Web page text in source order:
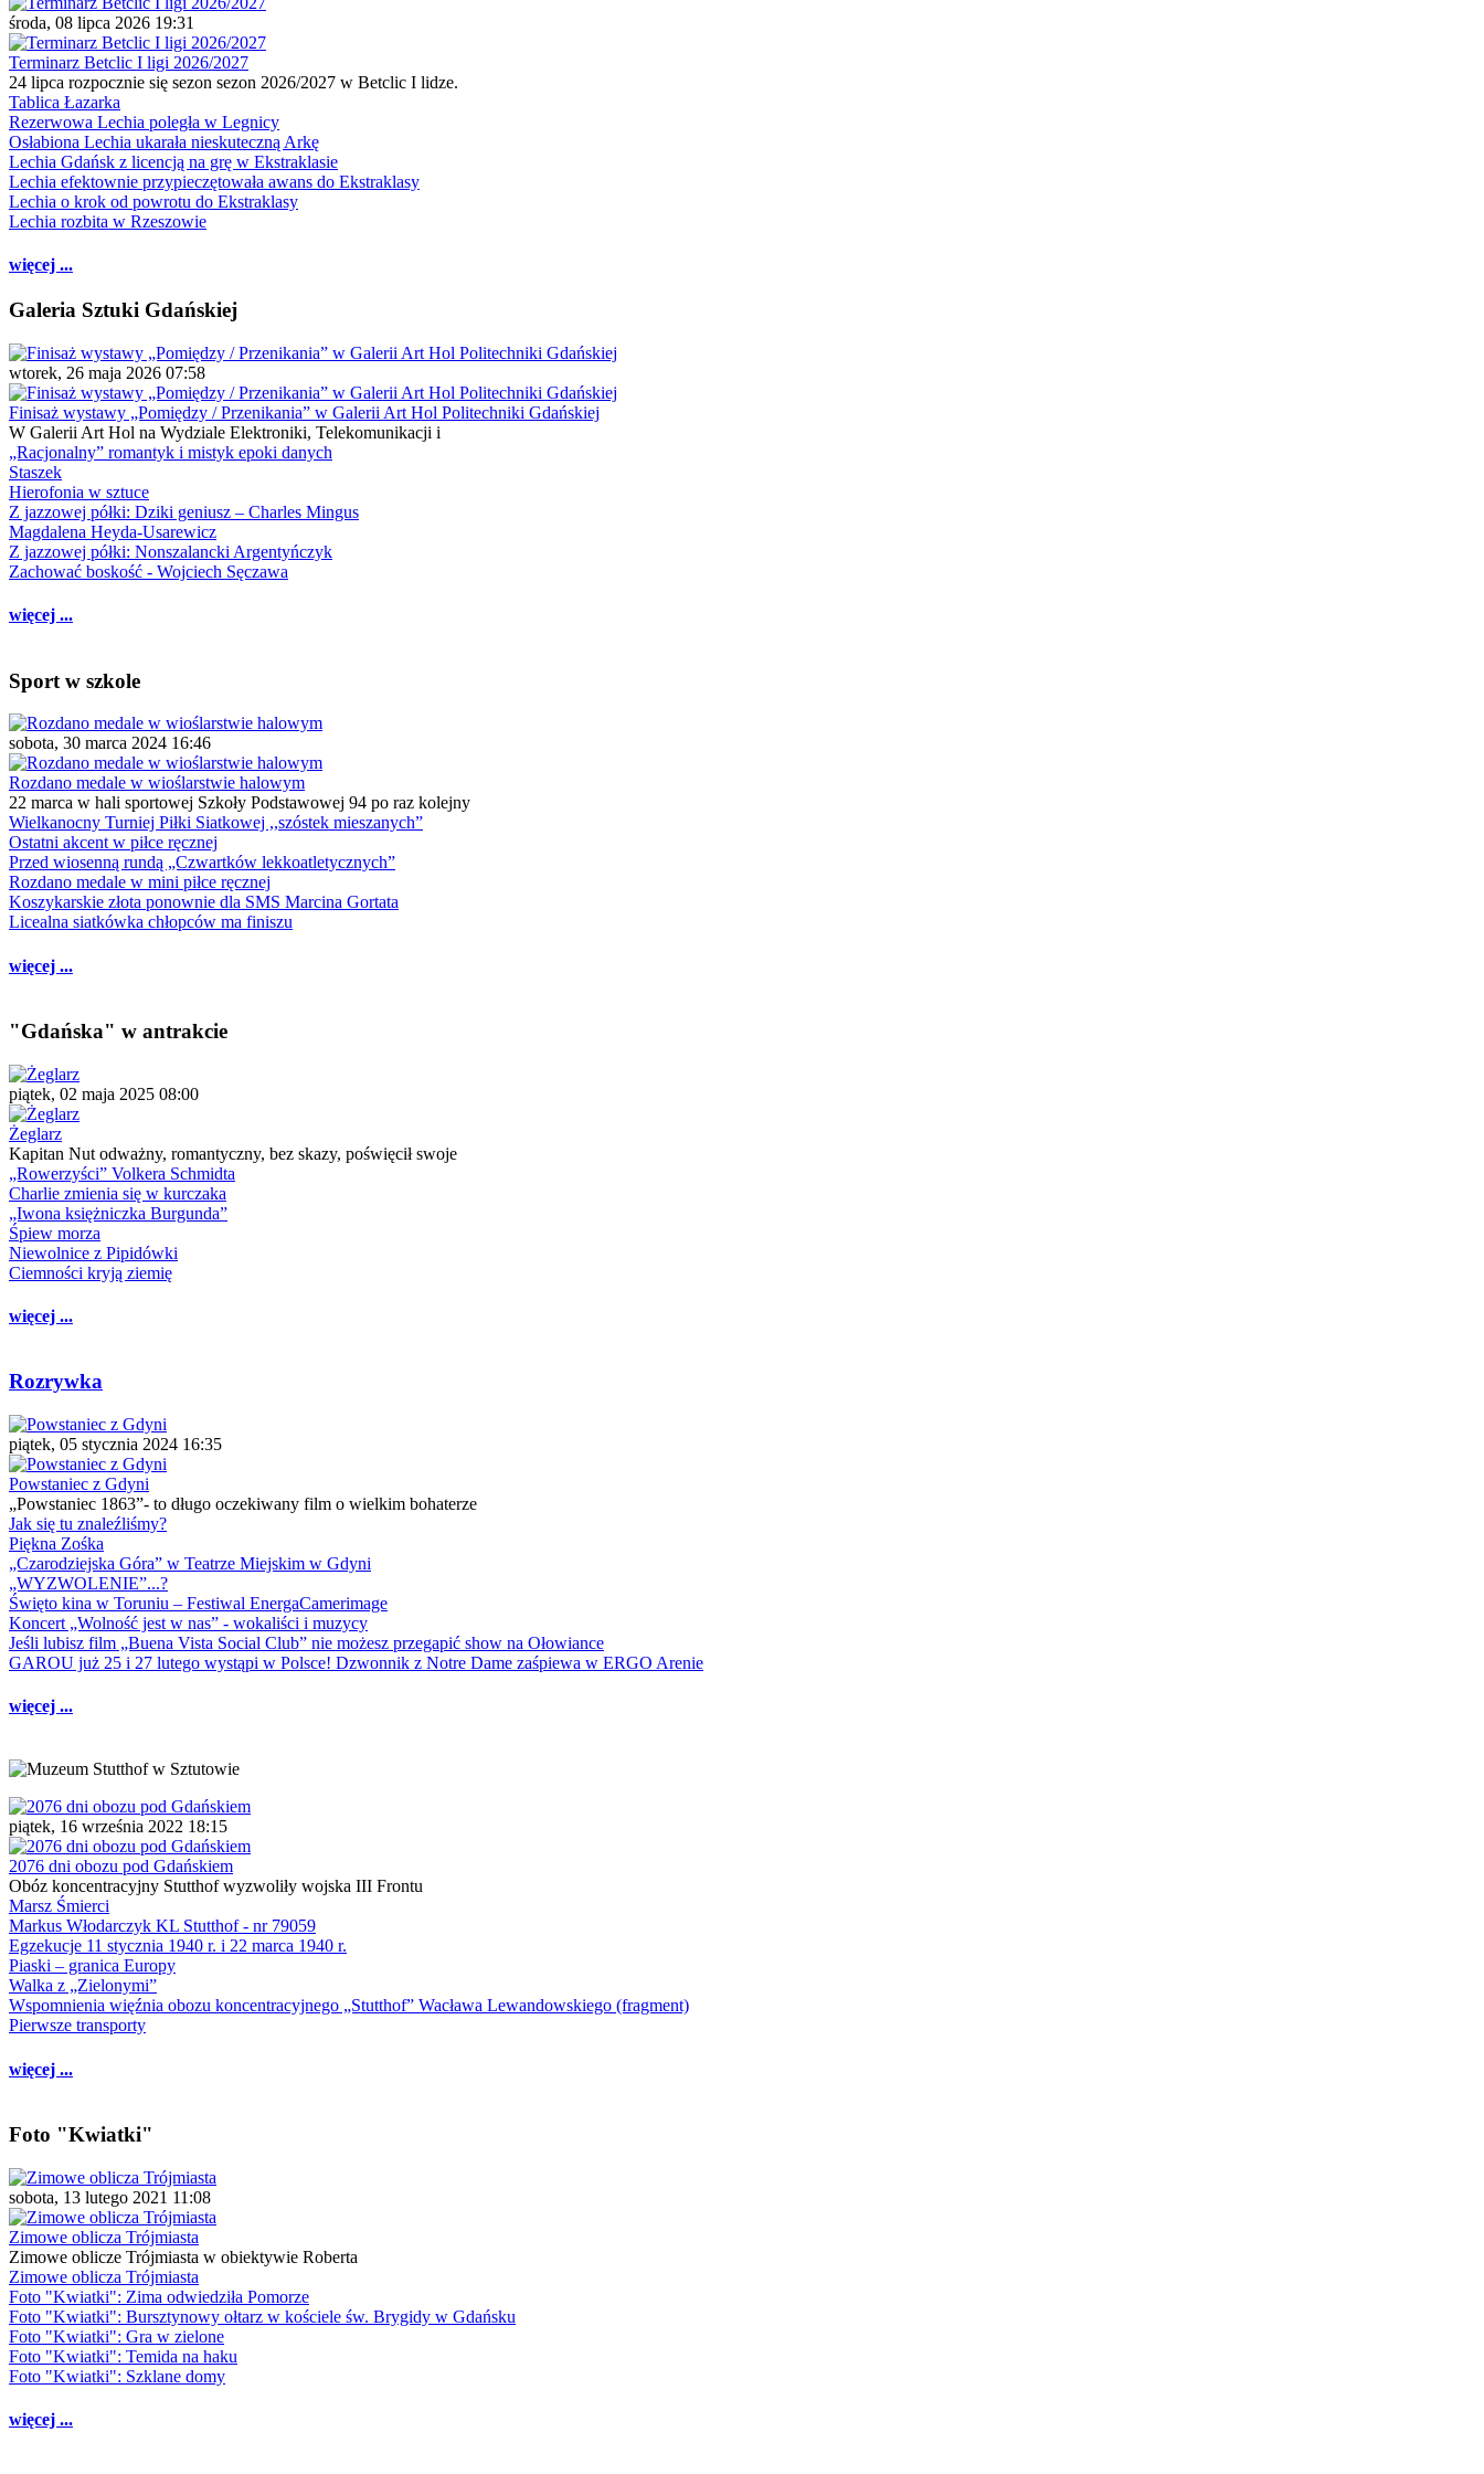
środa, 08 lipca 2026 19:31
Terminarz Betclic I ligi 2026/2027
24 lipca rozpocznie się sezon sezon 2026/2027 w Betclic I lidze.
Tablica Łazarka
Rezerwowa Lechia poległa w Legnicy
Osłabiona Lechia ukarała nieskuteczną Arkę
Lechia Gdańsk z licencją na grę w Ekstraklasie
Lechia efektownie przypieczętowała awans do Ekstraklasy
Lechia o krok od powrotu do Ekstraklasy
Lechia rozbita w Rzeszowie
więcej ...
Galeria Sztuki Gdańskiej
wtorek, 26 maja 2026 07:58
Finisaż wystawy „Pomiędzy / Przenikania” w Galerii Art Hol Politechniki Gdańskiej
W Galerii Art Hol na Wydziale Elektroniki, Telekomunikacji i
„Racjonalny” romantyk i mistyk epoki danych
Staszek
Hierofonia w sztuce
Z jazzowej półki: Dziki geniusz – Charles Mingus
Magdalena Heyda-Usarewicz
Z jazzowej półki: Nonszalancki Argentyńczyk
Zachować boskość - Wojciech Sęczawa
więcej ...
Sport w szkole
sobota, 30 marca 2024 16:46
Rozdano medale w wioślarstwie halowym
22 marca w hali sportowej Szkoły Podstawowej 94 po raz kolejny
Wielkanocny Turniej Piłki Siatkowej ,,szóstek mieszanych”
Ostatni akcent w piłce ręcznej
Przed wiosenną rundą „Czwartków lekkoatletycznych”
Rozdano medale w mini piłce ręcznej
Koszykarskie złota ponownie dla SMS Marcina Gortata
Licealna siatkówka chłopców ma finiszu
więcej ...
"Gdańska" w antrakcie
piątek, 02 maja 2025 08:00
Żeglarz
Kapitan Nut odważny, romantyczny, bez skazy, poświęcił swoje
„Rowerzyści” Volkera Schmidta
Charlie zmienia się w kurczaka
„Iwona księżniczka Burgunda”
Śpiew morza
Niewolnice z Pipidówki
Ciemności kryją ziemię
więcej ...
Rozrywka
piątek, 05 stycznia 2024 16:35
Powstaniec z Gdyni
„Powstaniec 1863”- to długo oczekiwany film o wielkim bohaterze
Jak się tu znaleźliśmy?
Piękna Zośka
„Czarodziejska Góra” w Teatrze Miejskim w Gdyni
„WYZWOLENIE”...?
Święto kina w Toruniu – Festiwal EnergaCamerimage
Koncert „Wolność jest w nas” - wokaliści i muzycy
Jeśli lubisz film „Buena Vista Social Club” nie możesz przegapić show na Ołowiance
GAROU już 25 i 27 lutego wystąpi w Polsce! Dzwonnik z Notre Dame zaśpiewa w ERGO Arenie
więcej ...
piątek, 16 września 2022 18:15
2076 dni obozu pod Gdańskiem
Obóz koncentracyjny Stutthof wyzwoliły wojska III Frontu
Marsz Śmierci
Markus Włodarczyk KL Stutthof - nr 79059
Egzekucje 11 stycznia 1940 r. i 22 marca 1940 r.
Piaski – granica Europy
Walka z „Zielonymi”
Wspomnienia więźnia obozu koncentracyjnego „Stutthof” Wacława Lewandowskiego (fragment)
Pierwsze transporty
więcej ...
Foto "Kwiatki"
sobota, 13 lutego 2021 11:08
Zimowe oblicza Trójmiasta
Zimowe oblicze Trójmiasta w obiektywie Roberta
Zimowe oblicza Trójmiasta
Foto "Kwiatki": Zima odwiedziła Pomorze
Foto "Kwiatki": Bursztynowy ołtarz w kościele św. Brygidy w Gdańsku
Foto "Kwiatki": Gra w zielone
Foto "Kwiatki": Temida na haku
Foto "Kwiatki": Szklane domy
więcej ...